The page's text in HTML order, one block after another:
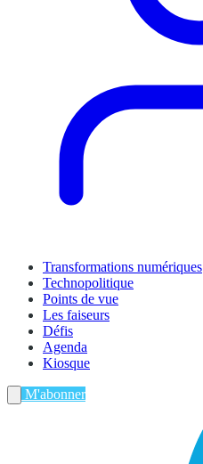
Transformations numériques
Technopolitique
Points de vue
Les faiseurs
Défis
Agenda
Kiosque
M'abonner